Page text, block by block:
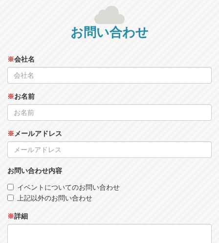
お問い合わせ
※会社名
※お名前
※ メールアドレス
お問い合わせ内容
イベントについてのお問い合わせ
上記以外のお問い合わせ
※詳細